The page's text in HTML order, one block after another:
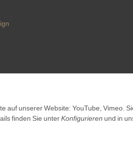
auf unserer Website: YouTube, Vimeo.
finden Sie unterKonfigurieren und in